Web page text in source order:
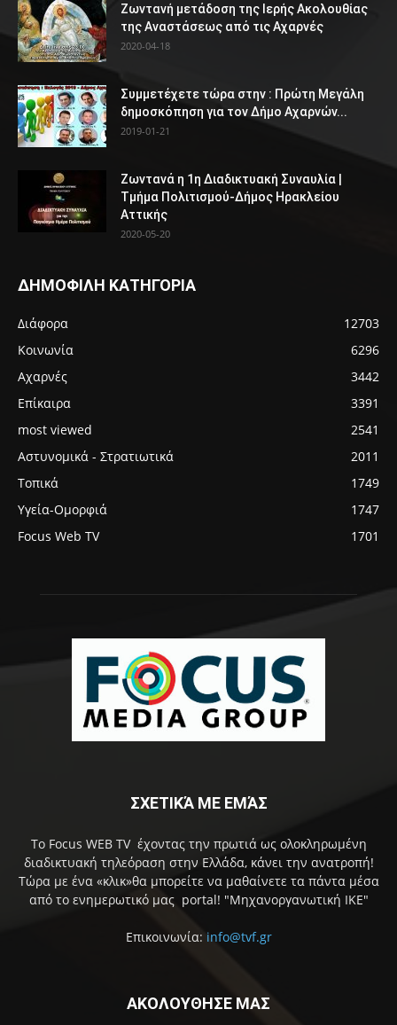
Ζωντανή μετάδοση της Ιερής Ακολουθίας
της Αναστάσεως από τις Αχαρνές
2020-04-18
Συμμετέχετε τώρα στην : Πρώτη Μεγάλη
δημοσκόπηση για τον Δήμο Αχαρνών...
2019-01-21
Ζωντανά η 1η Διαδικτυακή Συναυλία |
Τμήμα Πολιτισμού-Δήμος Ηρακλείου
Αττικής
2020-05-20
ΔΗΜΟΦΙΛΗ ΚΑΤΗΓΟΡΙΑ
Διάφορα
12703
Κοινωνία
6296
Αχαρνές
3442
Επίκαιρα
3391
most viewed
2541
Αστυνομικά - Στρατιωτικά
2011
Τοπικά
1749
Υγεία-Ομορφιά
1747
Focus Web TV
1701
ΣΧΕΤΙΚΆ ΜΕ ΕΜΆΣ
Το Focus WEB TV έχοντας την πρωτιά ως ολοκληρωμένη
διαδικτυακή τηλεόραση στην Ελλάδα, κάνει την ανατροπή!
Τώρα με ένα «κλικ»θα μπορείτε να μαθαίνετε τα πάντα μέσα
από το ενημερωτικό μας portal! "Μηχανοργανωτική ΙΚΕ"
Επικοινωνία: info@tvf.gr
ΑΚΟΛΟΥΘΗΣΕ ΜΑΣ